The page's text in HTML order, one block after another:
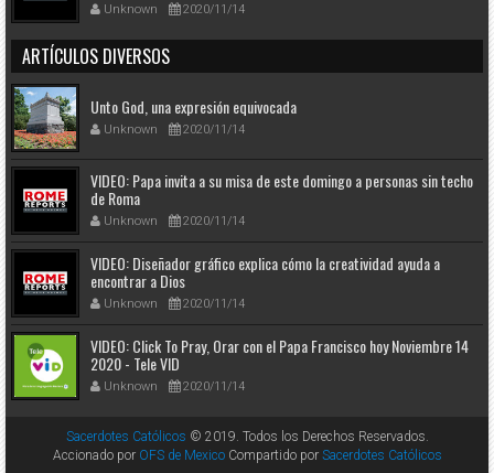
Unknown 2020/11/14
ARTÍCULOS DIVERSOS
Unto God, una expresión equivocada
Unknown 2020/11/14
VIDEO: Papa invita a su misa de este domingo a personas sin techo
de Roma
Unknown 2020/11/14
VIDEO: Diseñador gráfico explica cómo la creatividad ayuda a
encontrar a Dios
Unknown 2020/11/14
VIDEO: Click To Pray, Orar con el Papa Francisco hoy Noviembre 14
2020 - Tele VID
Unknown 2020/11/14
Sacerdotes Católicos © 2019. Todos los Derechos Reservados.
Accionado por OFS de MexicoCompartido por Sacerdotes Católicos